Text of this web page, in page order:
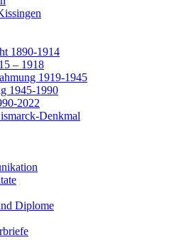
1890-1914
– 1918
1919-1945
1945-1990
2022
Denkmal
Diplome